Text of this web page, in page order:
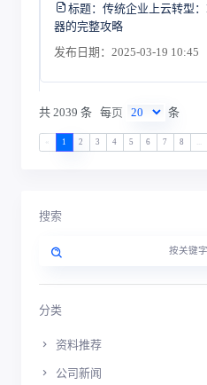
标题： 传统企业上云转型
器的完整攻略
发布日期：2025-03-19 10:45
共 2039 条 每页 条
1 2 3 4 5 6 7 8
搜索
分类
资料推荐
公司新闻